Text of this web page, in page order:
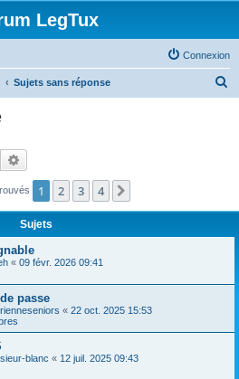
LegTux
Connexion
Sujets sans réponse
c
Rechercher
1 2 3 4
Sujets
« 09 févr. 2026 09:41
passe
« 22 oct. 2025 15:53
blanc « 12 juil. 2025 09:43